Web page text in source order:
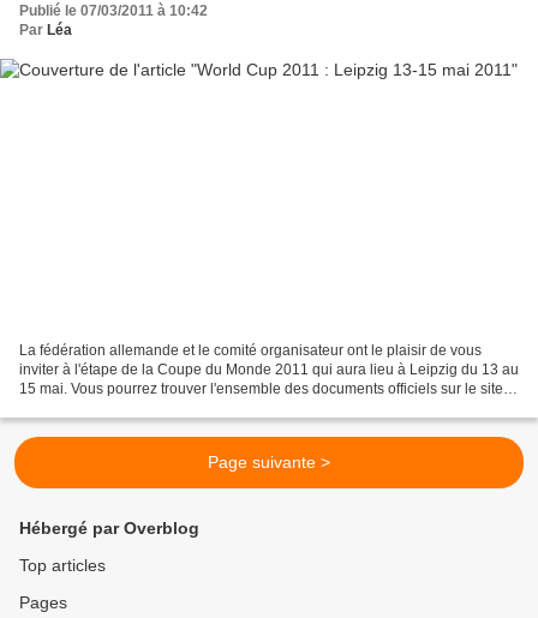
Publié le 07/03/2011 à 10:42
Par Léa
La fédération allemande et le comité organisateur ont le plaisir de vous
inviter à l'étape de la Coupe du Monde 2011 qui aura lieu à Leipzig du 13 au
15 mai. Vous pourrez trouver l'ensemble des documents officiels sur le site
Page suivante >
Hébergé par Overblog
Top articles
Pages